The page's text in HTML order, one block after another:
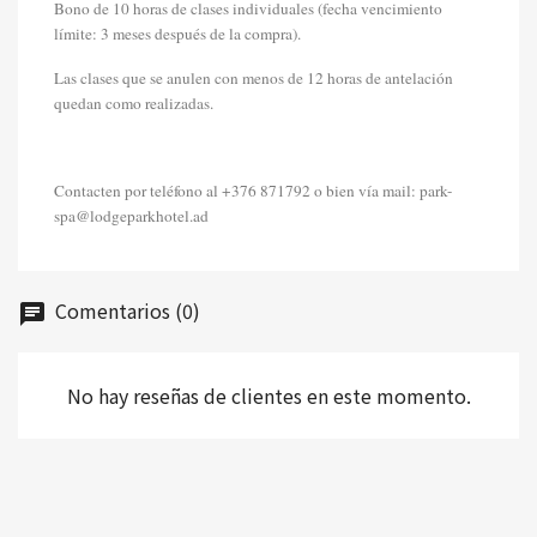
Bono de 10 horas de clases individuales (fecha vencimiento
límite: 3 meses después de la compra).
Las clases que se anulen con menos de 12 horas de antelación
quedan como realizadas.
Contacten por teléfono al +376 871792 o bien vía mail: park-
spa@lodgeparkhotel.ad
chat Comentarios (0)
No hay reseñas de clientes en este momento.